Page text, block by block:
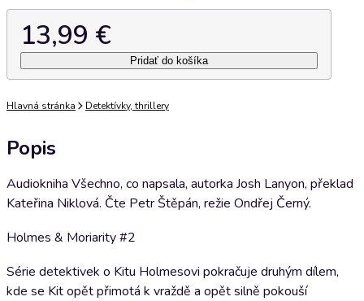
13,99 €
Pridať do košíka
Hlavná stránka Detektívky, thrillery
Popis
Audiokniha Všechno, co napsala, autorka Josh Lanyon, překlad
Kateřina Niklová. Čte Petr Štěpán, režie Ondřej Černý.
Holmes & Moriarity #2
Série detektivek o Kitu Holmesovi pokračuje druhým dílem,
kde se Kit opět přimotá k vraždě a opět silně pokouší